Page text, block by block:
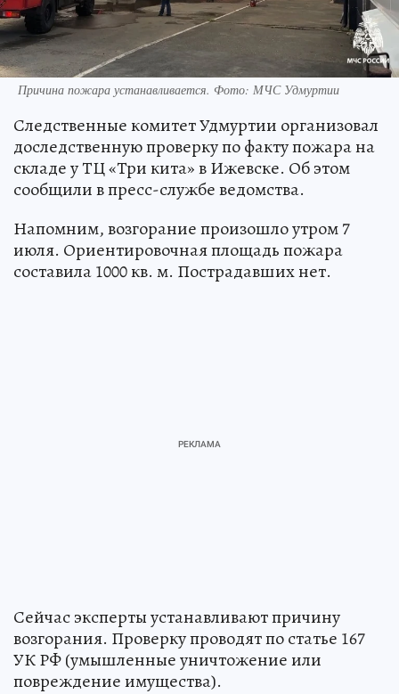
Причина пожара устанавливается. Фото: МЧС Удмуртии
Следственные комитет Удмуртии организовал
доследственную проверку по факту пожара на
складе у ТЦ «Три кита» в Ижевске. Об этом
сообщили в пресс-службе ведомства.
Напомним, возгорание произошло утром 7
июля. Ориентировочная площадь пожара
составила 1000 кв. м. Пострадавших нет.
Сейчас эксперты устанавливают причину
возгорания. Проверку проводят по статье 167
УК РФ (умышленные уничтожение или
повреждение имущества).